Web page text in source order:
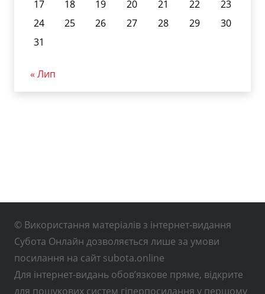
17
18 19 20 21 22
23
24
25 26 27 28 29
30
31
« Лип
© Використання матеріалів з інтернет-видання
Субота Онлайн дозволяється лише за умови
посилання на сайт subota.online
Для інтернет-видань обов’язкове пряме, відкрите
для пошукових систем гіперпосилання у першому